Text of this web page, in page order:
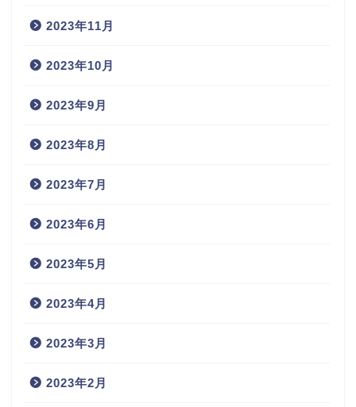
2023年11月
2023年10月
2023年9月
2023年8月
2023年7月
2023年6月
2023年5月
2023年4月
2023年3月
2023年2月